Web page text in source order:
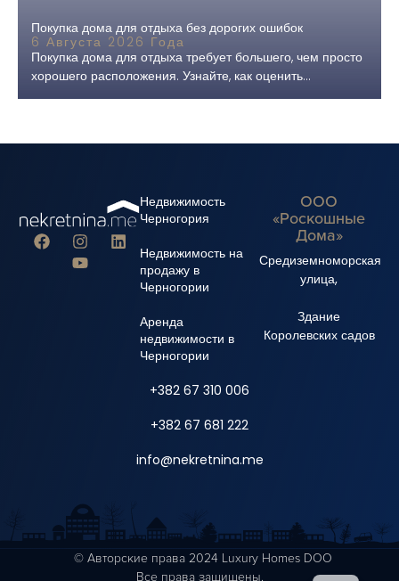
Покупка дома для отдыха без дорогих ошибок
6 Августа 2026 Года
Покупка дома для отдыха требует большего, чем просто
хорошего расположения. Узнайте, как оценить...
Недвижимость
Черногория
Недвижимость на
продажу в
Черногории
Аренда
недвижимости в
Черногории
+382 67 310 006
+382 67 681 222
info@nekretnina.me
ООО
«Роскошные
Дома»
Средиземноморская
улица,
Здание
Королевских садов
© Авторские права 2024 Luxury Homes DOO
Все права защищены.